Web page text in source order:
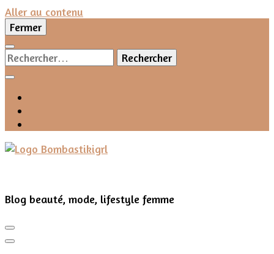
Aller au contenu
Fermer
Rechercher :
Blog beauté, mode, lifestyle femme